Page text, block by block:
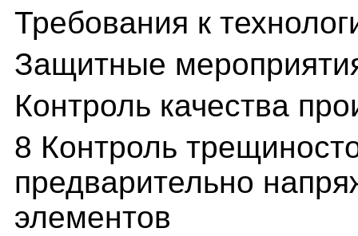
Требования к
Защитные
Контроль качества
8 Контроль
предварительно
элементов